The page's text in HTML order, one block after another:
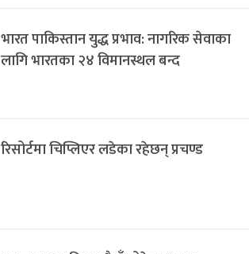
भारत पाकिस्तान युद्ध प्रभाव: नागरिक सेवाका
लागि भारतका २४ विमानस्थल बन्द
रिसोर्टमा चिप्लिएर लडेका रहेछन् प्रचण्ड